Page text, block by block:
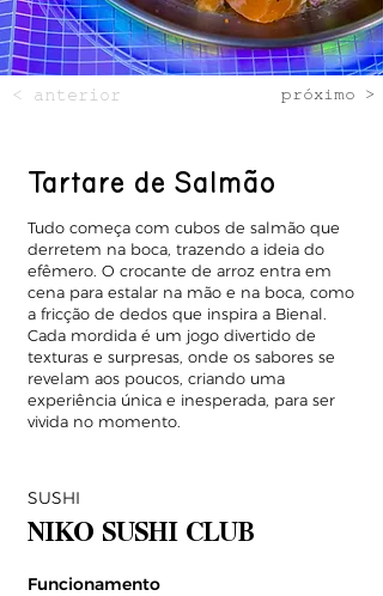
< anterior próximo >
Tartare de Salmão
Tudo começa com cubos de salmão que
derretem na boca, trazendo a ideia do
efêmero. O crocante de arroz entra em
cena para estalar na mão e na boca, como
a fricção de dedos que inspira a Bienal.
Cada mordida é um jogo divertido de
texturas e surpresas, onde os sabores se
revelam aos poucos, criando uma
experiência única e inesperada, para ser
vivida no momento.
SUSHI
NIKO SUSHI CLUB
Funcionamento